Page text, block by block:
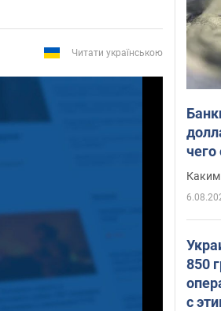
Читати українською
Каким
850
с